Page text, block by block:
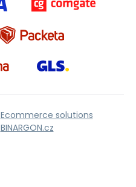
Ecommerce solutions
BINARGON.cz